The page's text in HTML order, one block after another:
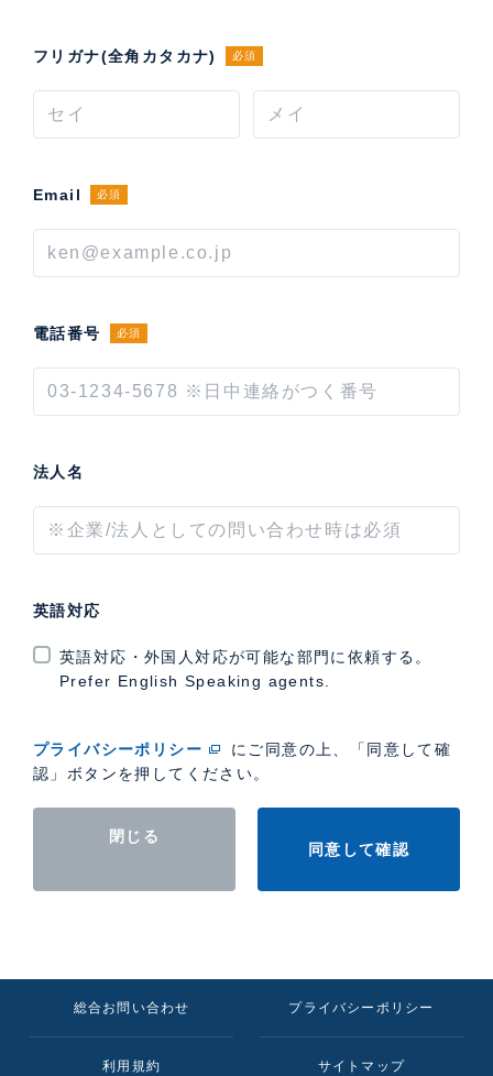
フリガナ(全角カタカナ) 必須
Email 必須
電話番号 必須
法人名
英語対応
英語対応・外国人対応が可能な部門に依頼する。
Prefer English Speaking agents.
プライバシーポリシー
にご同意の上、「同意して確
認」ボタンを押してください。
閉じる
同意して確認
総合お問い合わせ プライバシーポリシー
利用規約 サイトマップ